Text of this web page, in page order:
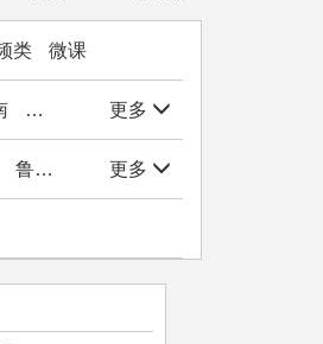
类 微课
学生作品 实验/实训/实习
更多
鲁班文化与工匠精神 更多